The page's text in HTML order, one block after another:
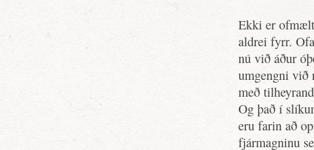
Ekki er
aldrei fyrr.
nú við áður
umgengni við
með
Og það í
eru farin að
fjármagninu